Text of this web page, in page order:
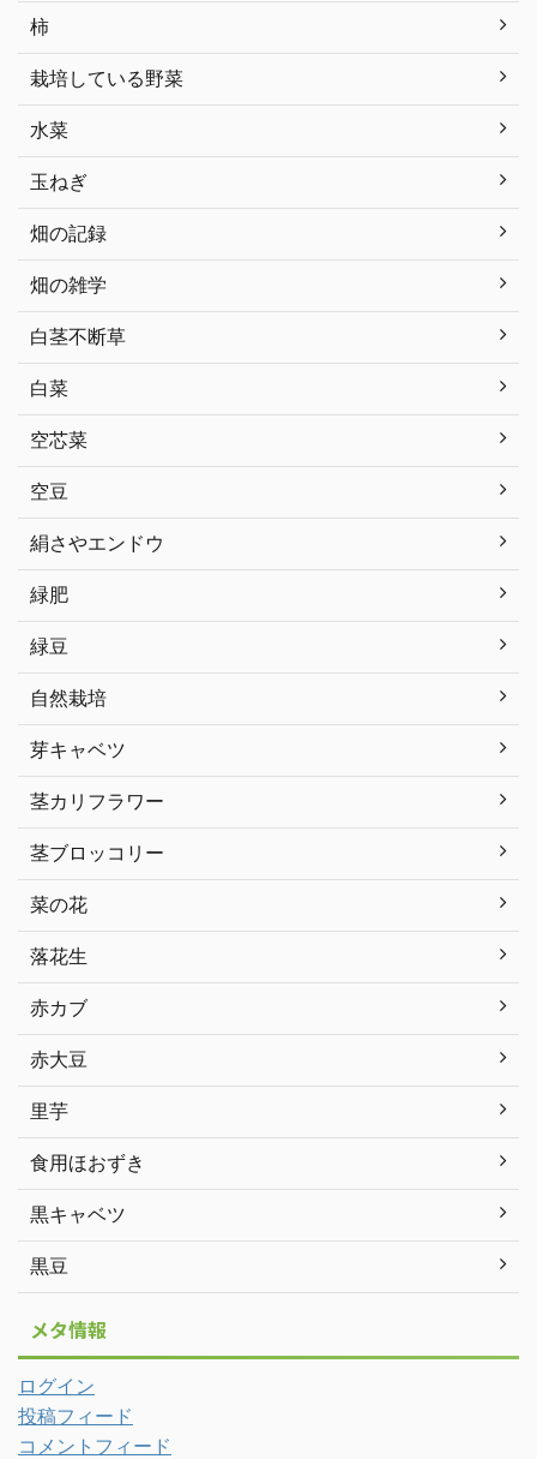
柿
栽培している野菜
水菜
玉ねぎ
畑の記録
畑の雑学
白茎不断草
白菜
空芯菜
空豆
絹さやエンドウ
緑肥
緑豆
自然栽培
芽キャベツ
茎カリフラワー
茎ブロッコリー
菜の花
落花生
赤カブ
赤大豆
里芋
食用ほおずき
黒キャベツ
黒豆
メタ情報
ログイン
投稿フィード
コメントフィード